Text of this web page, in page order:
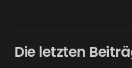
Die letzten